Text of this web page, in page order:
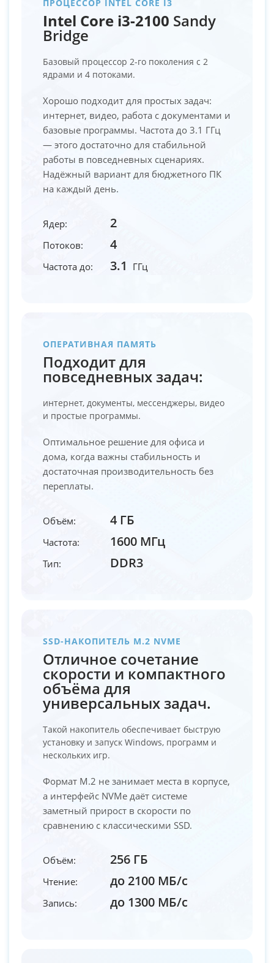
ПРОЦЕССОР INTEL CORE I3
Intel Core i3-2100 Sandy
Bridge
Базовый процессор 2-го поколения с 2
ядрами и 4 потоками.
Хорошо подходит для простых задач:
интернет, видео, работа с документами и
базовые программы. Частота до 3.1 ГГц
— этого достаточно для стабильной
работы в повседневных сценариях.
Надёжный вариант для бюджетного ПК
на каждый день.
Ядер: 2
Потоков: 4
Частота до: 3.1 ГГц
ОПЕРАТИВНАЯ ПАМЯТЬ
Подходит для
повседневных задач:
интернет, документы, мессенджеры, видео
и простые программы.
Оптимальное решение для офиса и
дома, когда важны стабильность и
достаточная производительность без
переплаты.
Объём: 4 ГБ
Частота: 1600 МГц
Тип: DDR3
SSD-НАКОПИТЕЛЬ M.2 NVME
Отличное сочетание
скорости и компактного
объёма для
универсальных задач.
Такой накопитель обеспечивает быструю
установку и запуск Windows, программ и
нескольких игр.
Формат M.2 не занимает места в корпусе,
а интерфейс NVMe даёт системе
заметный прирост в скорости по
сравнению с классическими SSD.
Объём: 256 ГБ
Чтение: до 2100 МБ/с
Запись: до 1300 МБ/с